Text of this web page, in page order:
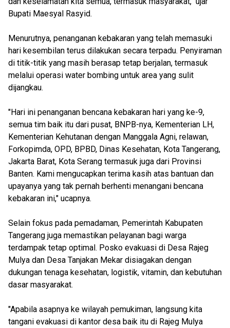
Bupati Maesyal Rasyid.
Menurutnya, penanganan kebakaran yang telah memasuki
hari kesembilan terus dilakukan secara terpadu. Penyiraman
di titik-titik yang masih berasap tetap berjalan, termasuk
melalui operasi water bombing untuk area yang sulit
dijangkau.
"Hari ini penanganan bencana kebakaran hari yang ke-9,
semua tim baik itu dari pusat, BNPB-nya, Kementerian LH,
Kementerian Kehutanan dengan Manggala Agni, relawan,
Forkopimda, OPD, BPBD, Dinas Kesehatan, Kota Tangerang,
Jakarta Barat, Kota Serang termasuk juga dari Provinsi
Banten. Kami mengucapkan terima kasih atas bantuan dan
upayanya yang tak pernah berhenti menangani bencana
kebakaran ini," ucapnya.
Selain fokus pada pemadaman, Pemerintah Kabupaten
Tangerang juga memastikan pelayanan bagi warga
terdampak tetap optimal. Posko evakuasi di Desa Rajeg
Mulya dan Desa Tanjakan Mekar disiagakan dengan
dukungan tenaga kesehatan, logistik, vitamin, dan kebutuhan
dasar masyarakat.
"Apabila asapnya ke wilayah pemukiman, langsung kita
tangani evakuasi di kantor desa baik itu di Rajeg Mulya